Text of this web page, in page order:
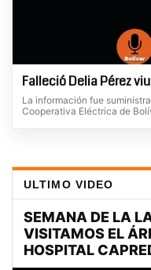
Falleció Delia Pérez
La información fue
Cooperativa Eléctrica de
ULTIMO VIDEO